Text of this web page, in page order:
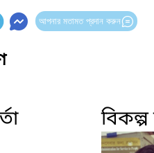
আপনার মতামত প্রদান করুন
বিকল্প